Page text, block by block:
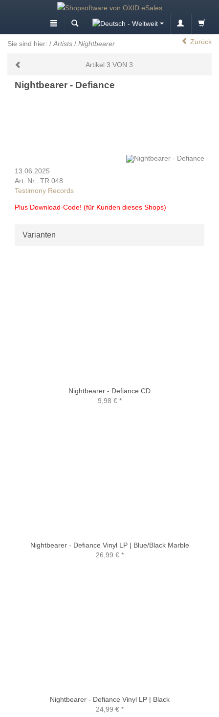
Sie sind hier: / Artists / Nightbearer Zurück
Artikel 3 VON 3
Nightbearer - Defiance
13.06.2025
Art. Nr.: TR 048
Testimony Records
Plus Download-Code! (für Kunden dieses Shops)
Varianten
Nightbearer - Defiance CD
9,98 €*
Nightbearer - Defiance Vinyl LP | Blue/Black Marble
26,99 €*
Nightbearer - Defiance Vinyl LP | Black
24,99 €*